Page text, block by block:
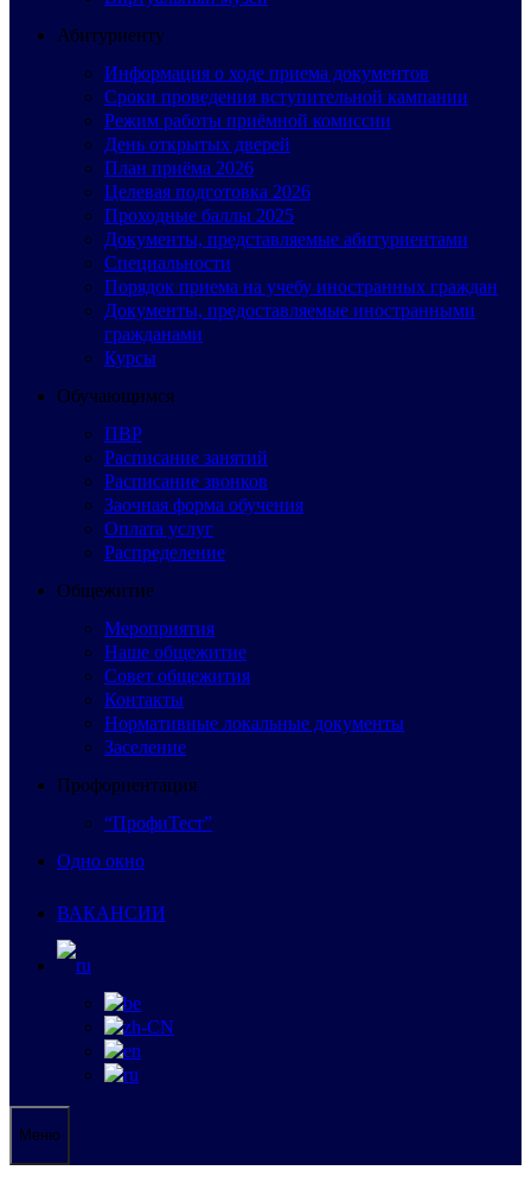
Абитуриенту
Информация о ходе приема документов
Сроки проведения вступительной кампании
Режим работы приёмной комиссии
День открытых дверей
План приёма 2026
Целевая подготовка 2026
Проходные баллы 2025
Документы, представляемые абитуриентами
Специальности
Порядок приема на учебу иностранных граждан
Документы, предоставляемые иностранными
гражданами
Курсы
Обучающимся
ПВР
Расписание занятий
Расписание звонков
Заочная форма обучения
Оплата услуг
Распределение
Общежитие
Мероприятия
Наше общежитие
Совет общежития
Контакты
Нормативные локальные документы
Заселение
Профориентация
“ПрофиТест”
Одно окно
ВАКАНСИИ
Меню